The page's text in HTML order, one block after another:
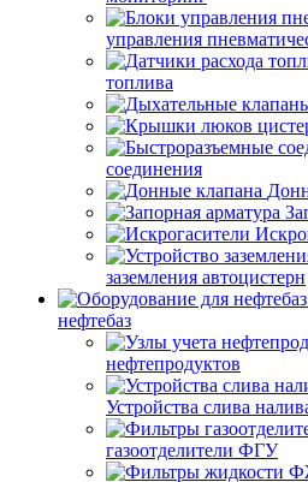
управления
топлива
соединения
заземления автоцистерн
нефтебаз
нефтепродуктов
Устройства слива
газоотделители ФГУ